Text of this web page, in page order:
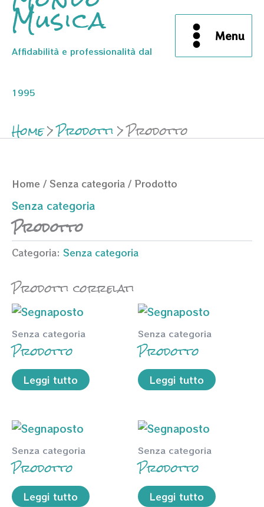
Musica
Affidabilità e professionalità dal
1995
Menu
Home Prodotti Prodotto
Home / Senza categoria / Prodotto
Senza categoria
Prodotto
Categoria: Senza categoria
Prodotti correlati
Senza categoria
Prodotto
Leggi tutto
Senza categoria
Prodotto
Leggi tutto
Senza categoria
Prodotto
Leggi tutto
Senza categoria
Prodotto
Leggi tutto